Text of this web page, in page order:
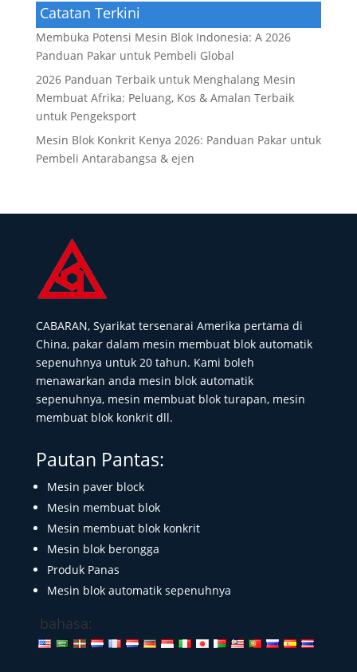
Catatan Terkini
Membuka Potensi Mesin Blok Indonesia: A 2026
Panduan Pakar untuk Pembeli Global
2026 Panduan Terbaik untuk Menghalang Mesin
Membuat Afrika: Peluang, Kos & Amalan Terbaik
untuk Pengeksport
Mesin Blok Konkrit Kenya 2026: Panduan Pakar untuk
Pembeli Antarabangsa & ejen
CABARAN, Syarikat tersenarai Amerika pertama di
China, pakar dalam mesin membuat blok automatik
sepenuhnya untuk 20 tahun. Kami boleh
menawarkan anda mesin blok automatik
sepenuhnya, mesin membuat blok turapan, mesin
membuat blok konkrit dll.
Pautan Pantas:
Mesin paver block
Mesin membuat blok
Mesin membuat blok konkrit
Mesin blok berongga
Produk Panas
Mesin blok automatik sepenuhnya
bahasa: